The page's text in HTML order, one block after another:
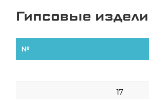
Гипсовые
№
17